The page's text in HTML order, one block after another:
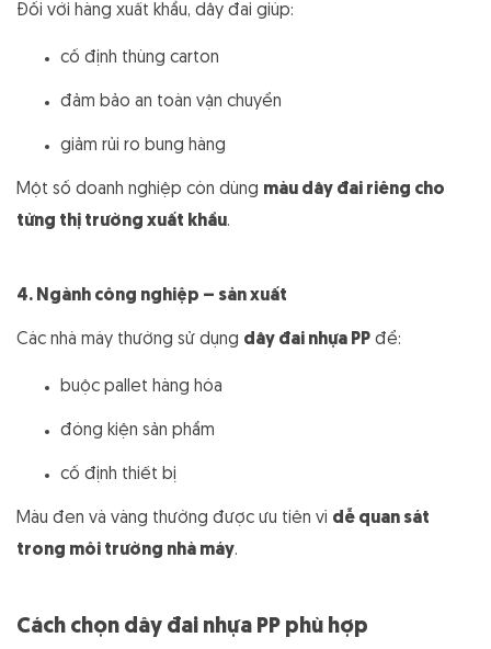
Đối với hàng xuất khẩu, dây đai giúp:
cố định thùng carton
đảm bảo an toàn vận chuyển
giảm rủi ro bung hàng
Một số doanh nghiệp còn dùng màu dây đai riêng cho
từng thị trường xuất khẩu.
4. Ngành công nghiệp – sản xuất
Các nhà máy thường sử dụng dây đai nhựa PP để:
buộc pallet hàng hóa
đóng kiện sản phẩm
cố định thiết bị
Màu đen và vàng thường được ưu tiên vì dễ quan sát
trong môi trường nhà máy.
Cách chọn dây đai nhựa PP phù hợp